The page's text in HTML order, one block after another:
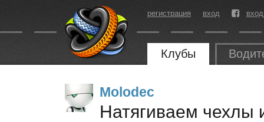
регистрация вход
Клубы
Molodec
Натягиваем чехлы